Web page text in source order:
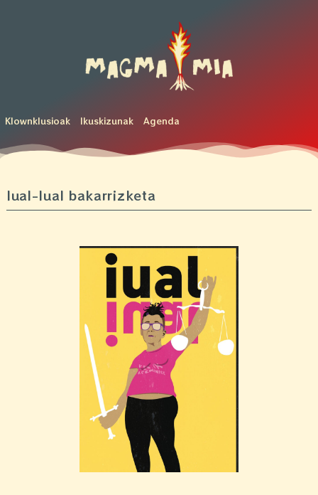
Klownklusioak Ikuskizunak Agenda
Iual-Iual bakarrizketa